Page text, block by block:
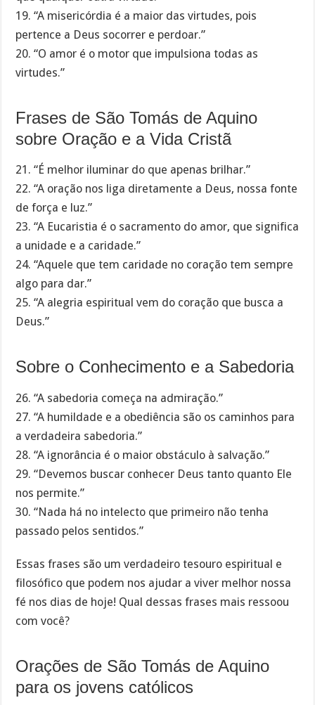
19. “A misericórdia é a maior das virtudes, pois
pertence a Deus socorrer e perdoar.”
20. “O amor é o motor que impulsiona todas as
virtudes.”
Frases de São Tomás de Aquino
sobre Oração e a Vida Cristã
21. “É melhor iluminar do que apenas brilhar.”
22. “A oração nos liga diretamente a Deus, nossa fonte
de força e luz.”
23. “A Eucaristia é o sacramento do amor, que significa
a unidade e a caridade.”
24. “Aquele que tem caridade no coração tem sempre
algo para dar.”
25. “A alegria espiritual vem do coração que busca a
Deus.”
Sobre o Conhecimento e a Sabedoria
26. “A sabedoria começa na admiração.”
27. “A humildade e a obediência são os caminhos para
a verdadeira sabedoria.”
28. “A ignorância é o maior obstáculo à salvação.”
29. “Devemos buscar conhecer Deus tanto quanto Ele
nos permite.”
30. “Nada há no intelecto que primeiro não tenha
passado pelos sentidos.”
Essas frases são um verdadeiro tesouro espiritual e
filosófico que podem nos ajudar a viver melhor nossa
fé nos dias de hoje! Qual dessas frases mais ressoou
com você?
Orações de São Tomás de Aquino
para os jovens católicos